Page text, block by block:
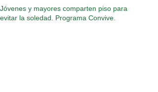
Jóvenes y mayores comparten piso para
evitar la soledad. Programa Convive.